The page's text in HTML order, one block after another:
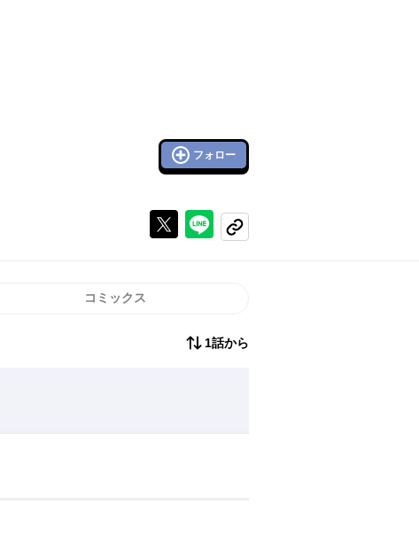
フォロー
Xで投稿するラインでシェアする
コピーする
コミックス
1話から